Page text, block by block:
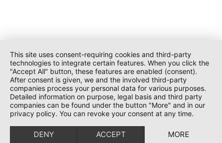
This site uses consent-requiring cookies and third-party
technologies to integrate certain features. When you click the
"Accept All" button, these features are enabled (consent).
After consent is given, we and the involved third-party
companies process your personal data for various purposes.
Detailed information on purpose, legal basis and third party
companies can be found under the button "More" and in our
privacy policy. You can revoke your consent at any time.
DENY ACCEPT MORE